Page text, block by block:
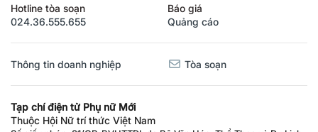
Hotline tòa soạn
024.36.555.655
Báo giá
Quảng cáo
Thông tin doanh nghiệp Tòa soạn
Tạp chí điện tử Phụ nữ Mới
Thuộc Hội Nữ trí thức Việt Nam